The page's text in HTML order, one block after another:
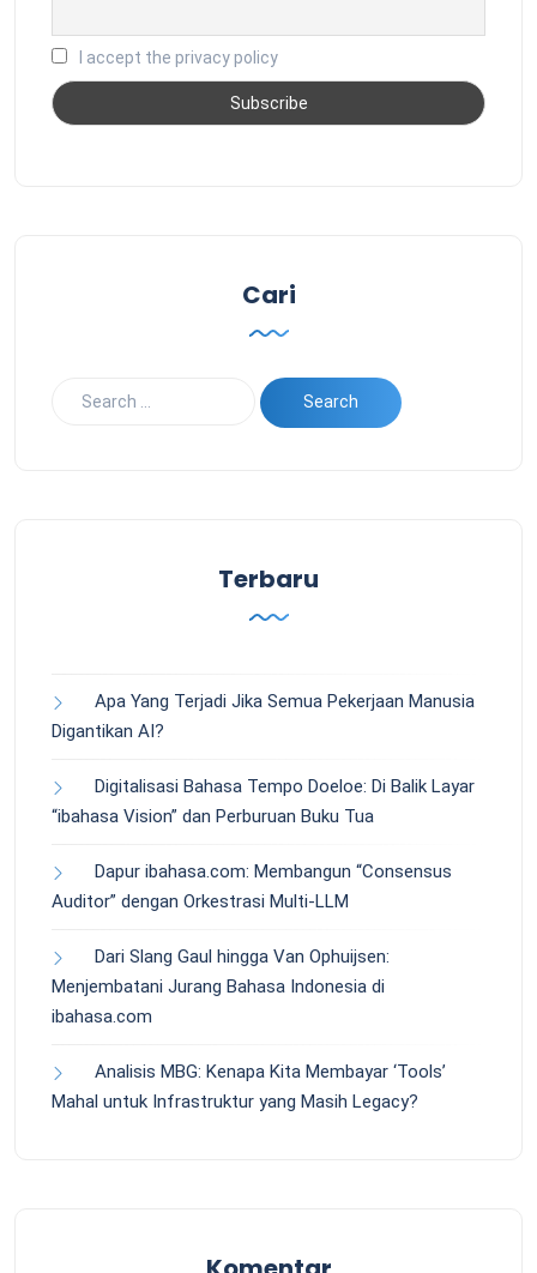
I accept the privacy policy
Cari
Terbaru
Apa Yang Terjadi Jika Semua Pekerjaan Manusia
Digantikan AI?
Digitalisasi Bahasa Tempo Doeloe: Di Balik Layar
“ibahasa Vision” dan Perburuan Buku Tua
Dapur ibahasa.com: Membangun “Consensus
Auditor” dengan Orkestrasi Multi-LLM
Dari Slang Gaul hingga Van Ophuijsen:
Menjembatani Jurang Bahasa Indonesia di
ibahasa.com
Analisis MBG: Kenapa Kita Membayar ‘Tools’
Mahal untuk Infrastruktur yang Masih Legacy?